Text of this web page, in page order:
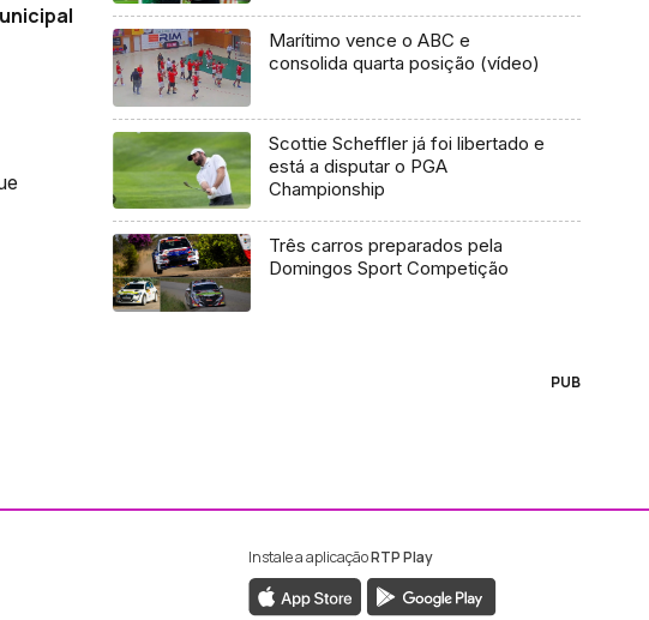
Marítimo vence o ABC e
consolida quarta posição (vídeo)
Scottie Scheffler já foi libertado e
está a disputar o PGA
Championship
Três carros preparados pela
Domingos Sport Competição
PUB
ao Facebook da RTP Madeira
ao Instagram da RTP Madeira
Instale a aplicaçãoRTP Play